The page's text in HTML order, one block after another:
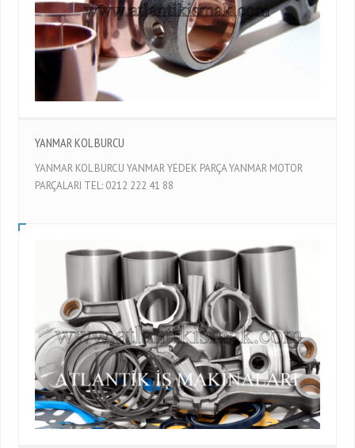
YANMAR KOL BURCU
YANMAR KOL BURCU YANMAR YEDEK PARÇA YANMAR MOTOR
PARÇALARI TEL: 0212 222 41 88